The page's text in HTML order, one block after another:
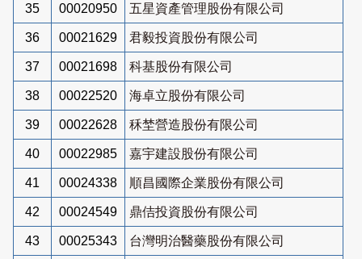
35 00020950 五星資產管理股份有限公司
36 00021629 君毅投資股份有限公司
37 00021698 科基股份有限公司
38 00022520 海卓立股份有限公司
39 00022628 秝埜營造股份有限公司
40 00022985 嘉宇建設股份有限公司
41 00024338 順昌國際企業股份有限公司
42 00024549 鼎佶投資股份有限公司
43 00025343 台灣明治醫藥股份有限公司